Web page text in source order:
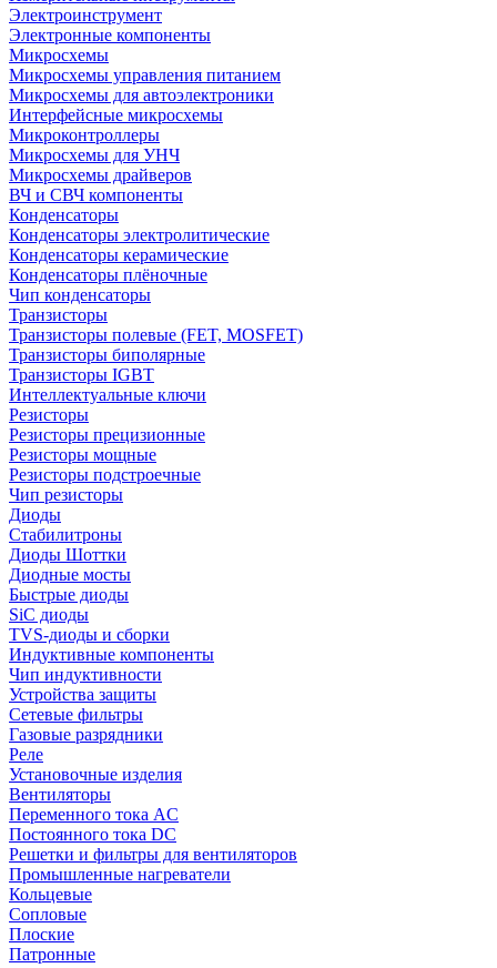
Электроинструмент
Электронные компоненты
Микросхемы
Микросхемы управления питанием
Микросхемы для автоэлектроники
Интерфейсные микросхемы
Микроконтроллеры
Микросхемы для УНЧ
Микросхемы драйверов
ВЧ и СВЧ компоненты
Конденсаторы
Конденсаторы электролитические
Конденсаторы керамические
Конденсаторы плёночные
Чип конденсаторы
Транзисторы
Транзисторы полевые (FET, MOSFET)
Транзисторы биполярные
Транзисторы IGBT
Интеллектуальные ключи
Резисторы
Резисторы прецизионные
Резисторы мощные
Резисторы подстроечные
Чип резисторы
Диоды
Стабилитроны
Диоды Шоттки
Диодные мосты
Быстрые диоды
SiC диоды
TVS-диоды и сборки
Индуктивные компоненты
Чип индуктивности
Устройства защиты
Сетевые фильтры
Газовые разрядники
Реле
Установочные изделия
Вентиляторы
Переменного тока AC
Постоянного тока DC
Решетки и фильтры для вентиляторов
Промышленные нагреватели
Кольцевые
Сопловые
Плоские
Патронные